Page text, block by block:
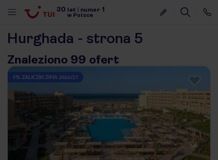
30 lat numer 1
w Polsce
Hurghada - strona 5
Znaleziono 99 ofert
5% ZALICZKI ZIMA 2026/27